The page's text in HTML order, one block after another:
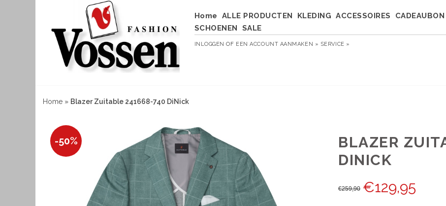
Home ALLE PRODUCTEN KLEDING ACCESSOIRES
CADEAUBON
SCHOENEN
SALE
INLOGGEN OF EEN ACCOUNT AANMAKEN » SERVICE »
Home » Blazer Zuitable 241668-740 DiNick
-50%
BLAZER
DINICK
€259,90 €129,95